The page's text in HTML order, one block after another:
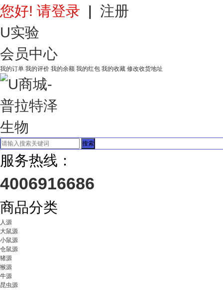
您好! 请登录 | 注册
U实验
会员中心
我的订单 我的评价 我的余额 我的红包 我的收藏 修改收货地址
搜索
服务热线：
4006916686
商品分类
人源
大鼠源
小鼠源
仓鼠源
猪源
猴源
牛源
昆虫源